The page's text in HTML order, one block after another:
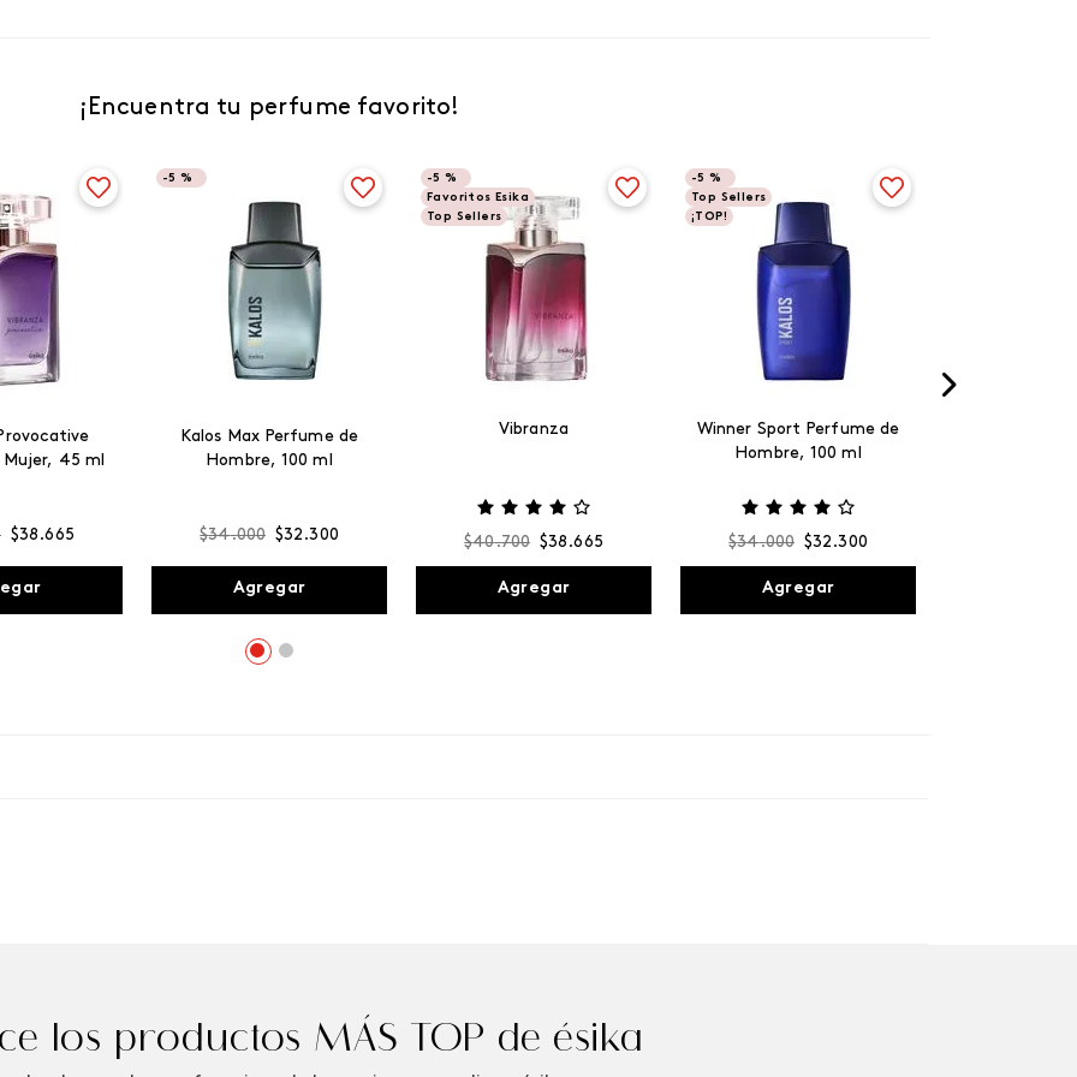
¡Encuentra tu perfume favorito!
45 ml
$38 .665
-5 %
Kalos Max Perfume de
Hombre, 100 ml
$34.000 $32 .300
Agregar
-5 %
Favoritos Esika
Top Sellers
Vibranza
$40.700 $38 .665
Agregar
-5 %
Top Sellers
¡TOP!
Winner Sport Perfume de
Hombre, 100 ml
$34.000 $32 .300
Agregar
los productos MÁS TOP de ésika